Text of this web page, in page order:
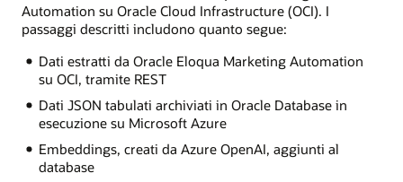
Automation su Oracle Cloud Infrastructure (OCI). I
passaggi descritti includono quanto segue:
Dati estratti da Oracle Eloqua Marketing Automation
su OCI, tramite REST
Dati JSON tabulati archiviati in Oracle Database in
esecuzione su Microsoft Azure
Embeddings, creati da Azure OpenAI, aggiunti al
database